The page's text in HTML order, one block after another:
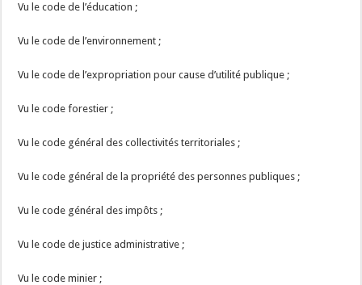
Vu le code de l’éducation ;
Vu le code de l’environnement ;
Vu le code de l’expropriation pour cause d’utilité publique ;
Vu le code forestier ;
Vu le code général des collectivités territoriales ;
Vu le code général de la propriété des personnes publiques ;
Vu le code général des impôts ;
Vu le code de justice administrative ;
Vu le code minier ;